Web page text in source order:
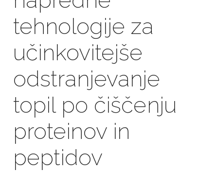
tehnologije za
učinkovitejše
odstranjevanje
topil po čiščenju
proteinov in
peptidov